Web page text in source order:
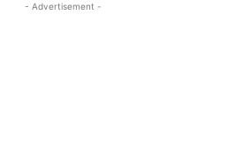
- Advertisement -